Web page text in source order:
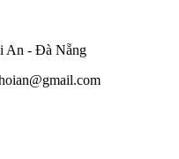
An - Đà Nẵng